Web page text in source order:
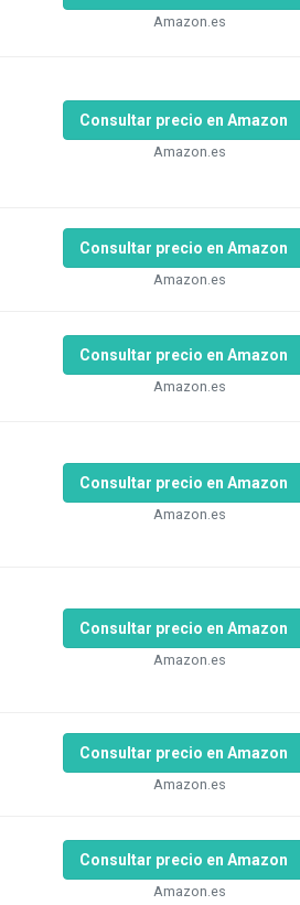
Amazon.es
Consultar precio en Amazon
Amazon.es
Consultar precio en Amazon
Amazon.es
Consultar precio en Amazon
Amazon.es
Consultar precio en Amazon
Amazon.es
Consultar precio en Amazon
Amazon.es
Consultar precio en Amazon
Amazon.es
Consultar precio en Amazon
Amazon.es